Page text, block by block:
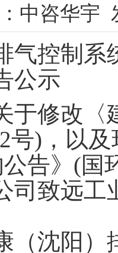
中咨华宇
气控制
公示
于修改〈
号)，以
告》(国
司致远工
（沈阳）